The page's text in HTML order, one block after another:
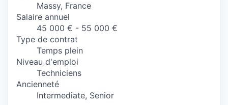
Massy, France
Salaire annuel
45 000 € - 55 000 €
Type de contrat
Temps plein
Niveau d'emploi
Techniciens
Ancienneté
Intermediate, Senior